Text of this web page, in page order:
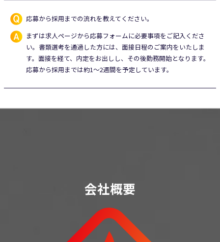
応募から採用までの流れを教えてください。
まずは求人ページから応募フォームに必要事項をご記入くださ
い。書類選考を通過した方には、面接日程のご案内をいたしま
す。面接を経て、内定をお出しし、その後勤務開始となります。
応募から採用までは約1〜2週間を予定しています。
会社概要